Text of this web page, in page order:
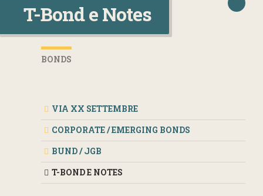
T-Bond e Notes
BONDS
VIA XX SETTEMBRE
CORPORATE / EMERGING BONDS
BUND / JGB
T-BOND E NOTES